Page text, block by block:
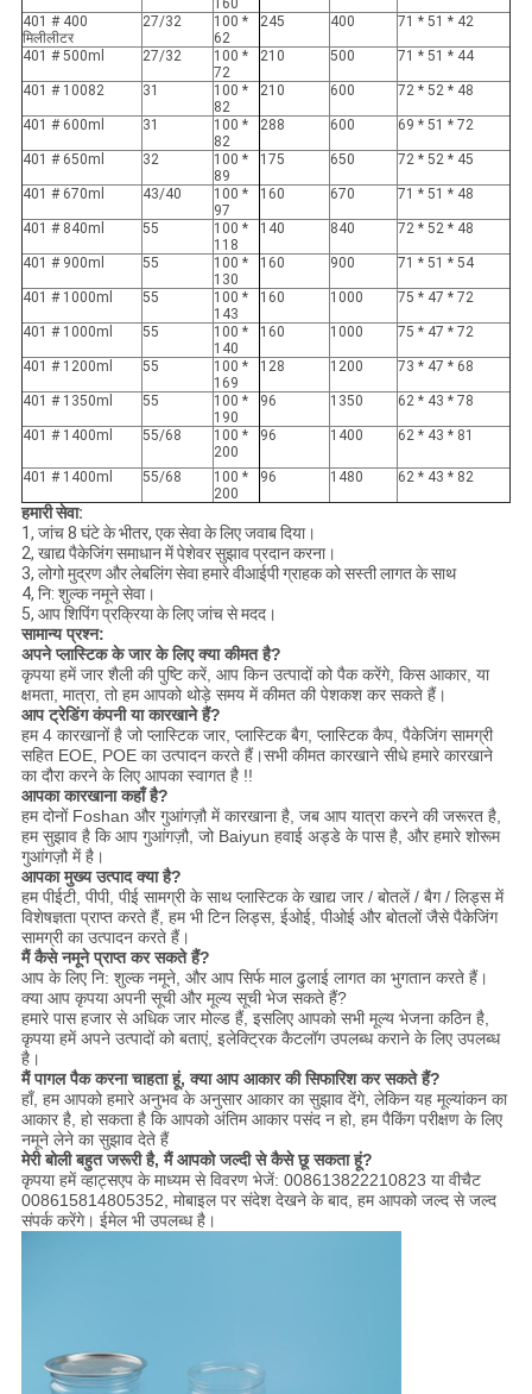
160
401 # 400
मिलीलीटर
27/32
100 *
62
245 400 71 * 51 * 42
401 # 500ml 27/32
100 *
72
210 500 71 * 51 * 44
401 # 10082 31
100 *
82
210 600 72 * 52 * 48
401 # 600ml 31
100 *
82
288 600 69 * 51 * 72
401 # 650ml 32
100 *
89
175 650 72 * 52 * 45
401 # 670ml 43/40
100 *
97
160 670 71 * 51 * 48
401 # 840ml 55
100 *
118
140 840 72 * 52 * 48
401 # 900ml 55
100 *
130
160 900 71 * 51 * 54
401 # 1000ml 55
100 *
143
160 1000 75 * 47 * 72
401 # 1000ml 55
100 *
140
160 1000 75 * 47 * 72
401 # 1200ml 55
100 *
169
128 1200 73 * 47 * 68
401 # 1350ml 55
100 *
190
96 1350 62 * 43 * 78
401 # 1400ml 55/68
100 *
200
96 1400 62 * 43 * 81
401 # 1400ml 55/68
100 *
200
96 1480 62 * 43 * 82
हमारी सेवा:
1, जांच 8 घंटे के भीतर, एक सेवा के लिए जवाब दिया।
2, खाद्य पैकेजिंग समाधान में पेशेवर सुझाव प्रदान करना।
3, लोगो मुद्रण और लेबलिंग सेवा हमारे वीआईपी ग्राहक को सस्ती लागत के साथ
4, नि: शुल्क नमूने सेवा।
5, आप शिपिंग प्रक्रिया के लिए जांच से मदद।
सामान्य प्रश्न:
अपने प्लास्टिक के जार के लिए क्या कीमत है?
कृपया हमें जार शैली की पुष्टि करें, आप किन उत्पादों को पैक करेंगे, किस आकार, या
क्षमता, मात्रा, तो हम आपको थोड़े समय में कीमत की पेशकश कर सकते हैं।
आप ट्रेडिंग कंपनी या कारखाने हैं?
हम 4 कारखानों है जो प्लास्टिक जार, प्लास्टिक बैग, प्लास्टिक कैप, पैकेजिंग सामग्री
सहित EOE, POE का उत्पादन करते हैं।सभी कीमत कारखाने सीधे हमारे कारखाने
का दौरा करने के लिए आपका स्वागत है !!
आपका कारखाना कहाँ है?
हम दोनों Foshan और गुआंगज़ौ में कारखाना है, जब आप यात्रा करने की जरूरत है,
हम सुझाव है कि आप गुआंगज़ौ, जो Baiyun हवाई अड्डे के पास है, और हमारे शोरूम
गुआंगज़ौ में है।
आपका मुख्य उत्पाद क्या है?
हम पीईटी, पीपी, पीई सामग्री के साथ प्लास्टिक के खाद्य जार / बोतलें / बैग / लिड्स में
विशेषज्ञता प्राप्त करते हैं, हम भी टिन लिड्स, ईओई, पीओई और बोतलों जैसे पैकेजिंग
सामग्री का उत्पादन करते हैं।
मैं कैसे नमूने प्राप्त कर सकते हैं?
आप के लिए नि: शुल्क नमूने, और आप सिर्फ माल ढुलाई लागत का भुगतान करते हैं।
क्या आप कृपया अपनी सूची और मूल्य सूची भेज सकते हैं?
हमारे पास हजार से अधिक जार मोल्ड हैं, इसलिए आपको सभी मूल्य भेजना कठिन है,
कृपया हमें अपने उत्पादों को बताएं, इलेक्ट्रिक कैटलॉग उपलब्ध कराने के लिए उपलब्ध
है।
मैं पागल पैक करना चाहता हूं, क्या आप आकार की सिफारिश कर सकते हैं?
हाँ, हम आपको हमारे अनुभव के अनुसार आकार का सुझाव देंगे, लेकिन यह मूल्यांकन का
आकार है, हो सकता है कि आपको अंतिम आकार पसंद न हो, हम पैकिंग परीक्षण के लिए
नमूने लेने का सुझाव देते हैं
मेरी बोली बहुत जरूरी है, मैं आपको जल्दी से कैसे छू सकता हूं?
कृपया हमें व्हाट्सएप के माध्यम से विवरण भेजें: 008613822210823 या वीचैट
008615814805352, मोबाइल पर संदेश देखने के बाद, हम आपको जल्द से जल्द
संपर्क करेंगे। ईमेल भी उपलब्ध है।